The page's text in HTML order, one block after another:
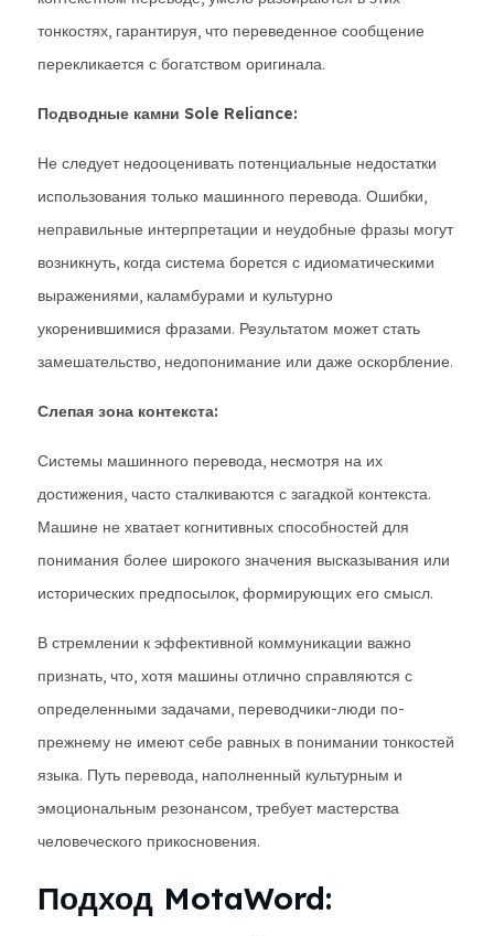
тонкостях, гарантируя, что переведенное сообщение
перекликается с богатством оригинала.
Подводные камни Sole Reliance:
Не следует недооценивать потенциальные недостатки
использования только машинного перевода. Ошибки,
неправильные интерпретации и неудобные фразы могут
возникнуть, когда система борется с идиоматическими
выражениями, каламбурами и культурно
укоренившимися фразами. Результатом может стать
замешательство, недопонимание или даже оскорбление.
Слепая зона контекста:
Системы машинного перевода, несмотря на их
достижения, часто сталкиваются с загадкой контекста.
Машине не хватает когнитивных способностей для
понимания более широкого значения высказывания или
исторических предпосылок, формирующих его смысл.
В стремлении к эффективной коммуникации важно
признать, что, хотя машины отлично справляются с
определенными задачами, переводчики-люди по-
прежнему не имеют себе равных в понимании тонкостей
языка. Путь перевода, наполненный культурным и
эмоциональным резонансом, требует мастерства
человеческого прикосновения.
Подход MotaWord: